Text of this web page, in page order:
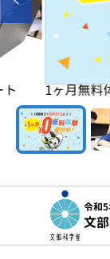
う お子さま
令和
文